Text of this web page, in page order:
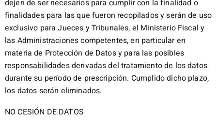
dejen de ser necesarios para cumplir con la finalidad o
finalidades para las que fueron recopilados y serán de uso
exclusivo para Jueces y Tribunales, el Ministerio Fiscal y
las Administraciones competentes, en particular en
materia de Protección de Datos y para las posibles
responsabilidades derivadas del tratamiento de los datos
durante su período de prescripción. Cumplido dicho plazo,
los datos serán eliminados.
NO CESIÓN DE DATOS